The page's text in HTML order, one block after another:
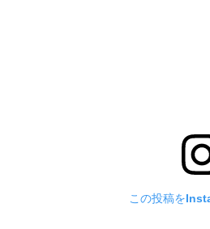
この投稿を